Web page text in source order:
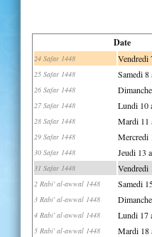
Date
24 Safar 1448 Vendredi
25 Safar 1448 Samedi 8
26 Safar 1448
27 Safar 1448 Lundi 10
28 Safar 1448 Mardi 11
29 Safar 1448 Mercredi
30 Safar 1448 Jeudi 13
31 Safar 1448 Vendredi
2 Rabi' al-awwal 1448 Samedi
3 Rabi' al-awwal 1448
4 Rabi' al-awwal 1448 Lundi 17
5 Rabi' al-awwal 1448 Mardi 18